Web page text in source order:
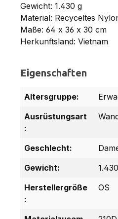
Gewicht: 1.430 g
Material: Recyceltes
Maße: 64 x 36 x 30 cm
Herkunftsland: Vietnam
Eigenschaften
Altersgruppe:
Ausrüstungsart
:
Geschlecht:
Gewicht:
Herstellergröße
:
OS